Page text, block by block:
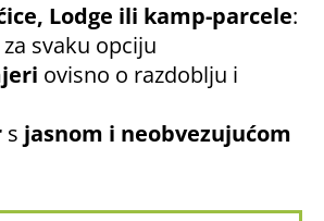
Lodge ili kamp-parcele:
svaku opciju
ovisno o razdoblju i
s jasnom i neobvezujućom